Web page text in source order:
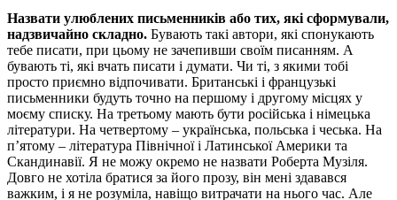
Назвати улюблених письменників або тих, які сформували,
надзвичайно складно. Бувають такі автори, які спонукають
тебе писати, при цьому не зачепивши своїм писанням. А
бувають ті, які вчать писати і думати. Чи ті, з якими тобі
просто приємно відпочивати. Британські і французькі
письменники будуть точно на першому і другому місцях у
моєму списку. На третьому мають бути російська і німецька
літератури. На четвертому – українська, польська і чеська. На
п’ятому – література Північної і Латинської Америки та
Скандинавії. Я не можу окремо не назвати Роберта Музіля.
Довго не хотіла братися за його прозу, він мені здавався
важким, і я не розуміла, навіщо витрачати на нього час. Але